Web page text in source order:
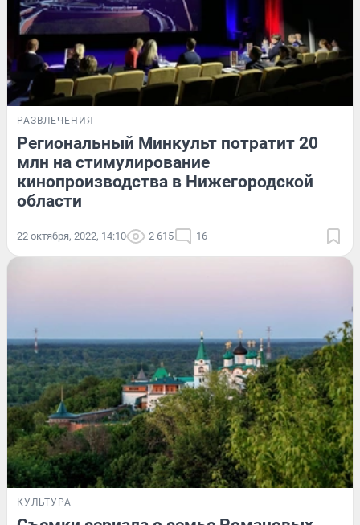
РАЗВЛЕЧЕНИЯ
Региональный Минкульт потратит 20
млн на стимулирование
кинопроизводства в Нижегородской
области
22 октября, 2022, 14:10 2 615 16
КУЛЬТУРА